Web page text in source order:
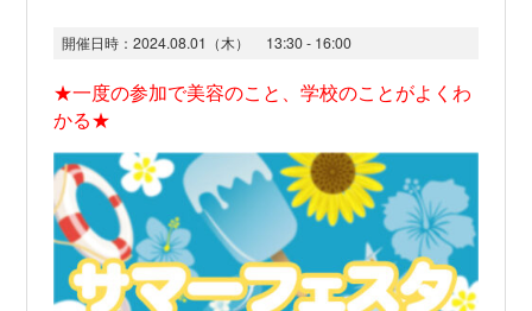
開催日時： 2024.08.01（木） 13:30 - 16:00
★一度の参加で美容のこと、学校のことがよくわ
かる★